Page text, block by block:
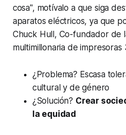
cosa", motívalo a que siga
aparatos eléctricos, ya que
Chuck Hull, Co-fundador de
multimillonaria de impresoras
¿Problema? Escasa
cultural y de género
¿Solución? Crear
la equidad